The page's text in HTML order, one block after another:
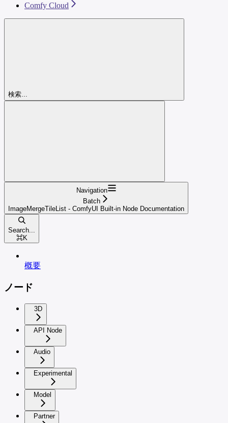
Comfy Cloud
検索...
Navigation
Batch
ImageMergeTileList - ComfyUI Built-in Node Documentation
Search...
⌘K
概要
ノード
3D
API Node
Audio
Experimental
Model
Partner